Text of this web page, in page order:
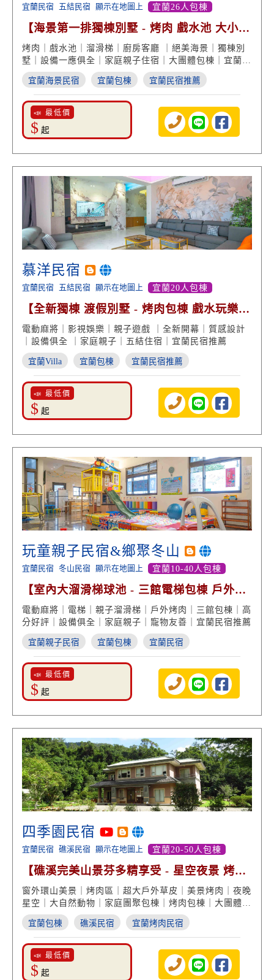
宜蘭民宿 五結民宿 顯示在地圖上 宜蘭26人包棟
【海景第一排獨棟別墅 - 烤肉 戲水池 大小包
棟】
烤肉｜戲水池｜溜滑梯｜廚房客廳 ｜絕美海景｜獨棟別
墅｜設備一應俱全｜家庭親子住宿｜大團體包棟｜宜蘭渡
假旅遊
宜蘭海景民宿 宜蘭包棟 宜蘭民宿推薦
📣 最低價
$ 起
慕洋民宿
宜蘭民宿 五結民宿 顯示在地圖上 宜蘭20人包棟
【全新獨棟 渡假別墅 - 烤肉包棟 戲水玩樂
影視娛樂】
電動麻將｜影視娛樂｜親子遊戲 ｜全新開幕｜質感設計
｜設備俱全 ｜家庭親子｜五結住宿｜宜蘭民宿推薦
宜蘭Villa 宜蘭包棟 宜蘭民宿推薦
📣 最低價
$ 起
玩童親子民宿&鄉聚冬山
宜蘭民宿 冬山民宿 顯示在地圖上 宜蘭10-40人包棟
【室內大溜滑梯球池 - 三館電梯包棟 戶外烤
肉 高分好評】
電動麻將｜電梯｜親子溜滑梯｜戶外烤肉｜三館包棟｜高
分好評｜設備俱全｜家庭親子｜寵物友善｜宜蘭民宿推薦
宜蘭親子民宿 宜蘭包棟 宜蘭民宿
📣 最低價
$ 起
四季園民宿
宜蘭民宿 礁溪民宿 顯示在地圖上 宜蘭20-50人包棟
【礁溪完美山景芬多精享受 - 星空夜景 烤肉
團體多人包棟】
窗外環山美景｜烤肉區｜超大戶外草皮｜美景烤肉｜夜晚
星空｜大自然動物｜家庭團聚包棟｜烤肉包棟｜大團體住
宿
宜蘭包棟 礁溪民宿 宜蘭烤肉民宿
📣 最低價
$ 起